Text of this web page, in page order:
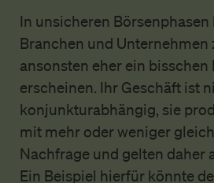
In unsicheren
Branchen und Unternehmen
ansonsten eher ein
erscheinen. Ihr Geschäft ist
konjunkturabhängig, sie
mit mehr oder weniger
Nachfrage und gelten daher
Ein Beispiel hierfür könnte